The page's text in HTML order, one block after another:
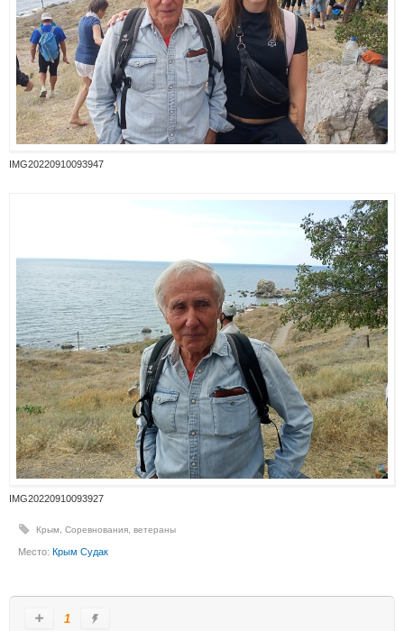
IMG20220910093947
IMG20220910093927
Крым Соревнования ветераны
Место: Крым Судак
1